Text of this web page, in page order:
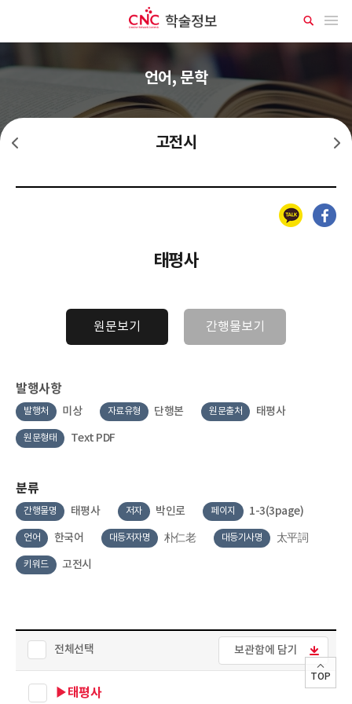
메뉴 열기
상
세
언어, 문학
고전시 민요
카카오톡 페이스북
태평사
원문보기 간행물보기
발행사항
발행처 미상 자료유형 단행본 원문출처 태평사
원문형태 Text PDF
분류
간행물명 태평사 저자 박인로 페이지 1-3(3page)
언어 한국어 대등저자명 朴仁老 대등기사명 太平詞
키워드 고전시
전체선택 보관함에 담기
▶태평사
TOP